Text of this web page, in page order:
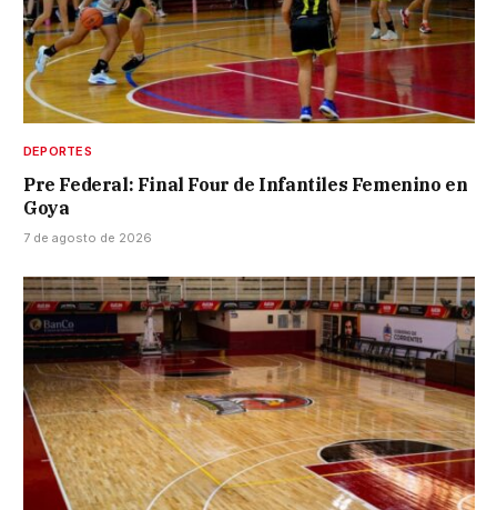
DEPORTES
Pre Federal: Final Four de Infantiles Femenino en
Goya
7 de agosto de 2026